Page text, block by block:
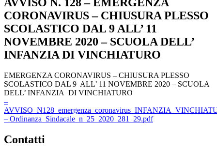
CORONAVIRUS – CHIUSURA PLESSO
SCOLASTICO DAL 9 ALL’ 11
NOVEMBRE 2020 – SCUOLA DELL’
INFANZIA DI VINCHIATURO
EMERGENZA CORONAVIRUS – CHIUSURA PLESSO
SCOLASTICO DAL 9 ALL’ 11 NOVEMBRE 2020 – SCUOLA
DELL’ INFANZIA DI VINCHIATURO
–
– Ordinanza_Sindacale_n_25_2020_281_29.pdf
Contatti